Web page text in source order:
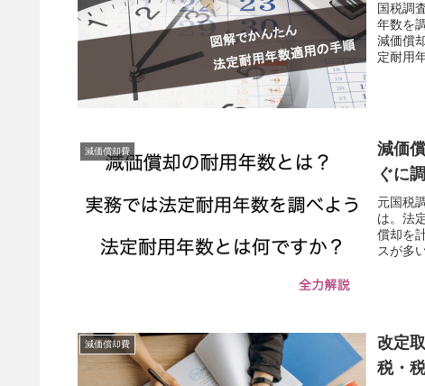
国税調
年数を
減価償
定耐用
減価償却費
減価
ぐに
元国税
は。法
償却を
スが多い
減価償却費
改定
税・